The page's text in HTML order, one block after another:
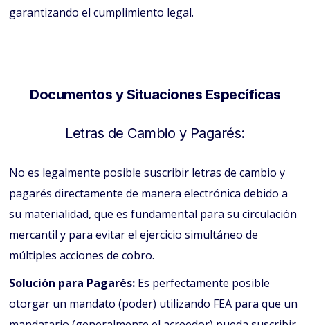
garantizando el cumplimiento legal.
Documentos y Situaciones Específicas
Letras de Cambio y Pagarés:
No es legalmente posible suscribir letras de cambio y
pagarés directamente de manera electrónica debido a
su materialidad, que es fundamental para su circulación
mercantil y para evitar el ejercicio simultáneo de
múltiples acciones de cobro.
Solución para Pagarés: Es perfectamente posible
otorgar un mandato (poder) utilizando FEA para que un